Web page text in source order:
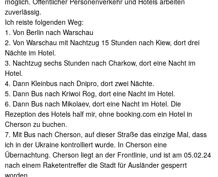
zuverlässig.
Ich reiste folgenden Weg:
1. Von Berlin nach Warschau
2. Von Warschau mit Nachtzug 15 Stunden nach Kiew, dort drei
Nächte im Hotel.
3. Nachtzug sechs Stunden nach Charkow, dort eine Nacht im
Hotel.
4. Dann Kleinbus nach Dnipro, dort zwei Nächte.
5. Dann Bus nach Kriwoi Rog, dort eine Nacht im Hotel.
6. Dann Bus nach Mikolaev, dort eine Nacht im Hotel. Die
Rezeption des Hotels half mir, ohne booking.com ein Hotel in
Cherson zu buchen.
7. Mit Bus nach Cherson, auf dieser Straße das einzige Mal, dass
ich in der Ukraine kontrolliert wurde. In Cherson eine
Übernachtung. Cherson liegt an der Frontlinie, und ist am 05.02.24
nach einem Raketentreffer die Stadt für Ausländer gesperrt
worden.